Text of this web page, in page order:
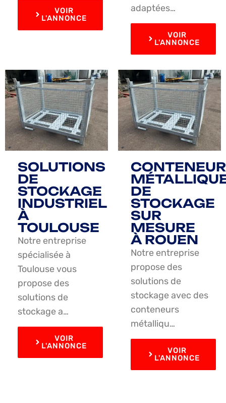
VOIR
L'ANNONCE
adaptées…
VOIR
L'ANNONCE
SOLUTIONS
DE
STOCKAGE
INDUSTRIEL
À
TOULOUSE
Notre entreprise
spécialisée à
Toulouse vous
propose des
solutions de
stockage a…
VOIR
L'ANNONCE
DE
STOCKAGE
SUR
MESURE
À ROUEN
Notre entreprise
propose des
solutions de
stockage avec des
conteneurs
métalliqu…
VOIR
L'ANNONCE